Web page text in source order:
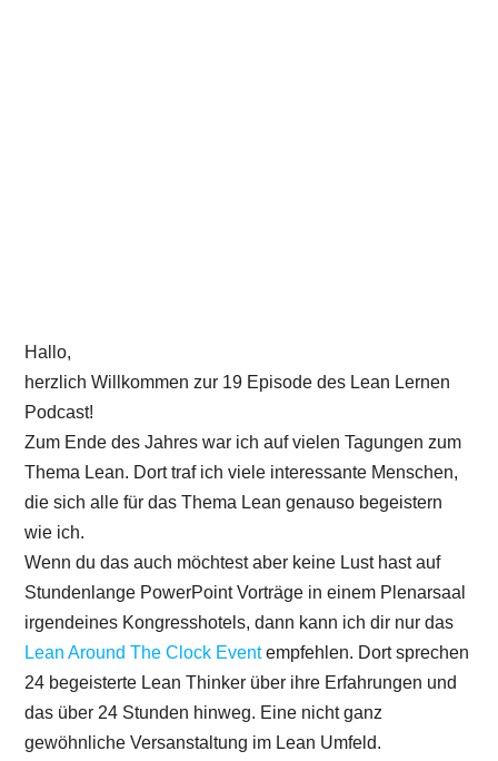
Hallo,
herzlich Willkommen zur 19 Episode des Lean Lernen
Podcast!
Zum Ende des Jahres war ich auf vielen Tagungen zum
Thema Lean. Dort traf ich viele interessante Menschen,
die sich alle für das Thema Lean genauso begeistern
wie ich.
Wenn du das auch möchtest aber keine Lust hast auf
Stundenlange PowerPoint Vorträge in einem Plenarsaal
irgendeines Kongresshotels, dann kann ich dir nur das
Lean Around The Clock Eventempfehlen. Dort sprechen
24 begeisterte Lean Thinker über ihre Erfahrungen und
das über 24 Stunden hinweg. Eine nicht ganz
gewöhnliche Versanstaltung im Lean Umfeld.